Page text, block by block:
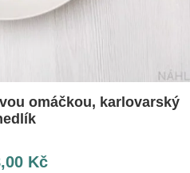
omáčkou, karlovarský
Kč